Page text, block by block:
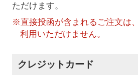
ただけます。
※直接投函が含まれるご注文は
利用いただけません。
クレジットカード